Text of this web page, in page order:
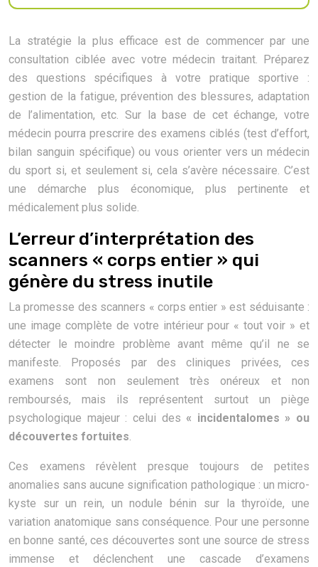
La stratégie la plus efficace est de commencer par une
consultation ciblée avec votre médecin traitant. Préparez
des questions spécifiques à votre pratique sportive :
gestion de la fatigue, prévention des blessures, adaptation
de l’alimentation, etc. Sur la base de cet échange, votre
médecin pourra prescrire des examens ciblés (test d’effort,
bilan sanguin spécifique) ou vous orienter vers un médecin
du sport si, et seulement si, cela s’avère nécessaire. C’est
une démarche plus économique, plus pertinente et
médicalement plus solide.
L’erreur d’interprétation des
scanners « corps entier » qui
génère du stress inutile
La promesse des scanners « corps entier » est séduisante :
une image complète de votre intérieur pour « tout voir » et
détecter le moindre problème avant même qu’il ne se
manifeste. Proposés par des cliniques privées, ces
examens sont non seulement très onéreux et non
remboursés, mais ils représentent surtout un piège
psychologique majeur : celui des« incidentalomes » ou
découvertes fortuites.
Ces examens révèlent presque toujours de petites
anomalies sans aucune signification pathologique : un micro-
kyste sur un rein, un nodule bénin sur la thyroïde, une
variation anatomique sans conséquence. Pour une personne
en bonne santé, ces découvertes sont une source de stress
immense et déclenchent une cascade d’examens